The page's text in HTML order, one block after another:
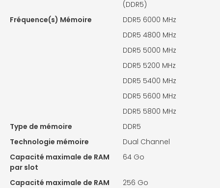
(DDR5)
Fréquence(s) Mémoire
DDR5 6000 MHz
DDR5 4800 MHz
DDR5 5000 MHz
DDR5 5200 MHz
DDR5 5400 MHz
DDR5 5600 MHz
DDR5 5800 MHz
Type de mémoire
DDR5
Technologie mémoire
Dual Channel
Capacité maximale de RAM
par slot
64 Go
Capacité maximale de RAM 256 Go